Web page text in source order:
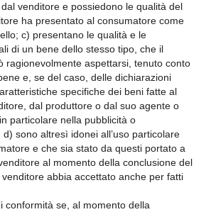
venditore e possiedono le qualità del
ha presentato al consumatore come
c) presentano le qualità e le
di un bene dello stesso tipo, che il
ragionevolmente aspettarsi, tenuto conto
e, se del caso, delle dichiarazioni
specifiche dei beni fatte al
dal produttore o dal suo agente o
particolare nella pubblicità o
d) sono altresì idonei all’uso particolare
e che sia stato da questi portato a
al momento della conclusione del
abbia accettato anche per fatti
conformità se, al momento della